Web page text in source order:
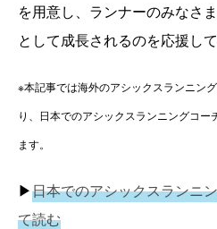
を用意し、ランナーのみなさ
として成長されるのを応援して
※本記事では海外のアシックスランニン
り、日本でのアシックスランニングコー
ます。
▶︎ 日本でのアシックスランニ
て読む